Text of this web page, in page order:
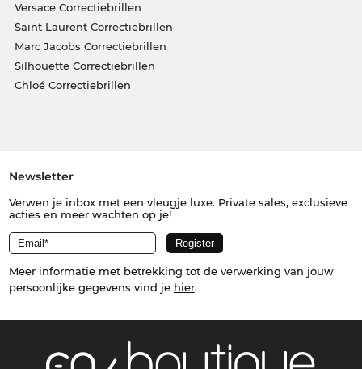
Versace Correctiebrillen
Saint Laurent Correctiebrillen
Marc Jacobs Correctiebrillen
Silhouette Correctiebrillen
Chloé Correctiebrillen
Newsletter
Verwen je inbox met een vleugje luxe. Private sales, exclusieve
acties en meer wachten op je!
Meer informatie met betrekking tot de verwerking van jouw
persoonlijke gegevens vind je hier.